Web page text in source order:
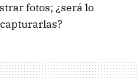
fotos; ¿será lo